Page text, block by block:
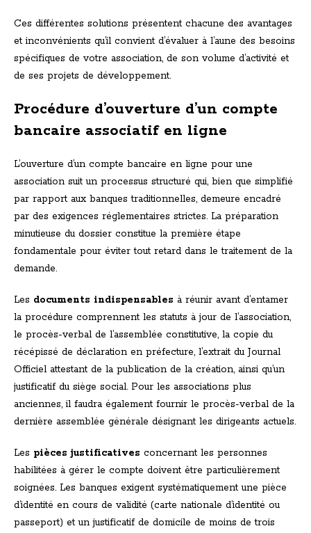
Ces différentes solutions présentent chacune des avantages
et inconvénients qu’il convient d’évaluer à l’aune des besoins
spécifiques de votre association, de son volume d’activité et
de ses projets de développement.
Procédure d’ouverture d’un compte
bancaire associatif en ligne
L’ouverture d’un compte bancaire en ligne pour une
association suit un processus structuré qui, bien que simplifié
par rapport aux banques traditionnelles, demeure encadré
par des exigences réglementaires strictes. La préparation
minutieuse du dossier constitue la première étape
fondamentale pour éviter tout retard dans le traitement de la
demande.
Les documents indispensables à réunir avant d’entamer
la procédure comprennent les statuts à jour de l’association,
le procès-verbal de l’assemblée constitutive, la copie du
récépissé de déclaration en préfecture, l’extrait du Journal
Officiel attestant de la publication de la création, ainsi qu’un
justificatif du siège social. Pour les associations plus
anciennes, il faudra également fournir le procès-verbal de la
dernière assemblée générale désignant les dirigeants actuels.
Les pièces justificatives concernant les personnes
habilitées à gérer le compte doivent être particulièrement
soignées. Les banques exigent systématiquement une pièce
d’identité en cours de validité (carte nationale d’identité ou
passeport) et un justificatif de domicile de moins de trois